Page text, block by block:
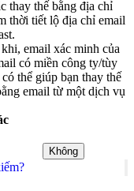
thay thế bằng địa chỉ
thời tiết lộ địa chỉ email
email xác minh của
có miền công ty/tùy
thể giúp bạn thay thế
email từ một dịch vụ
Không